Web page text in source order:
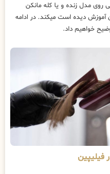
روی مدل زنده و یا کله مانکن
آموزش دیده است میکند. در ادامه
خواهیم داد.
فیلیپین